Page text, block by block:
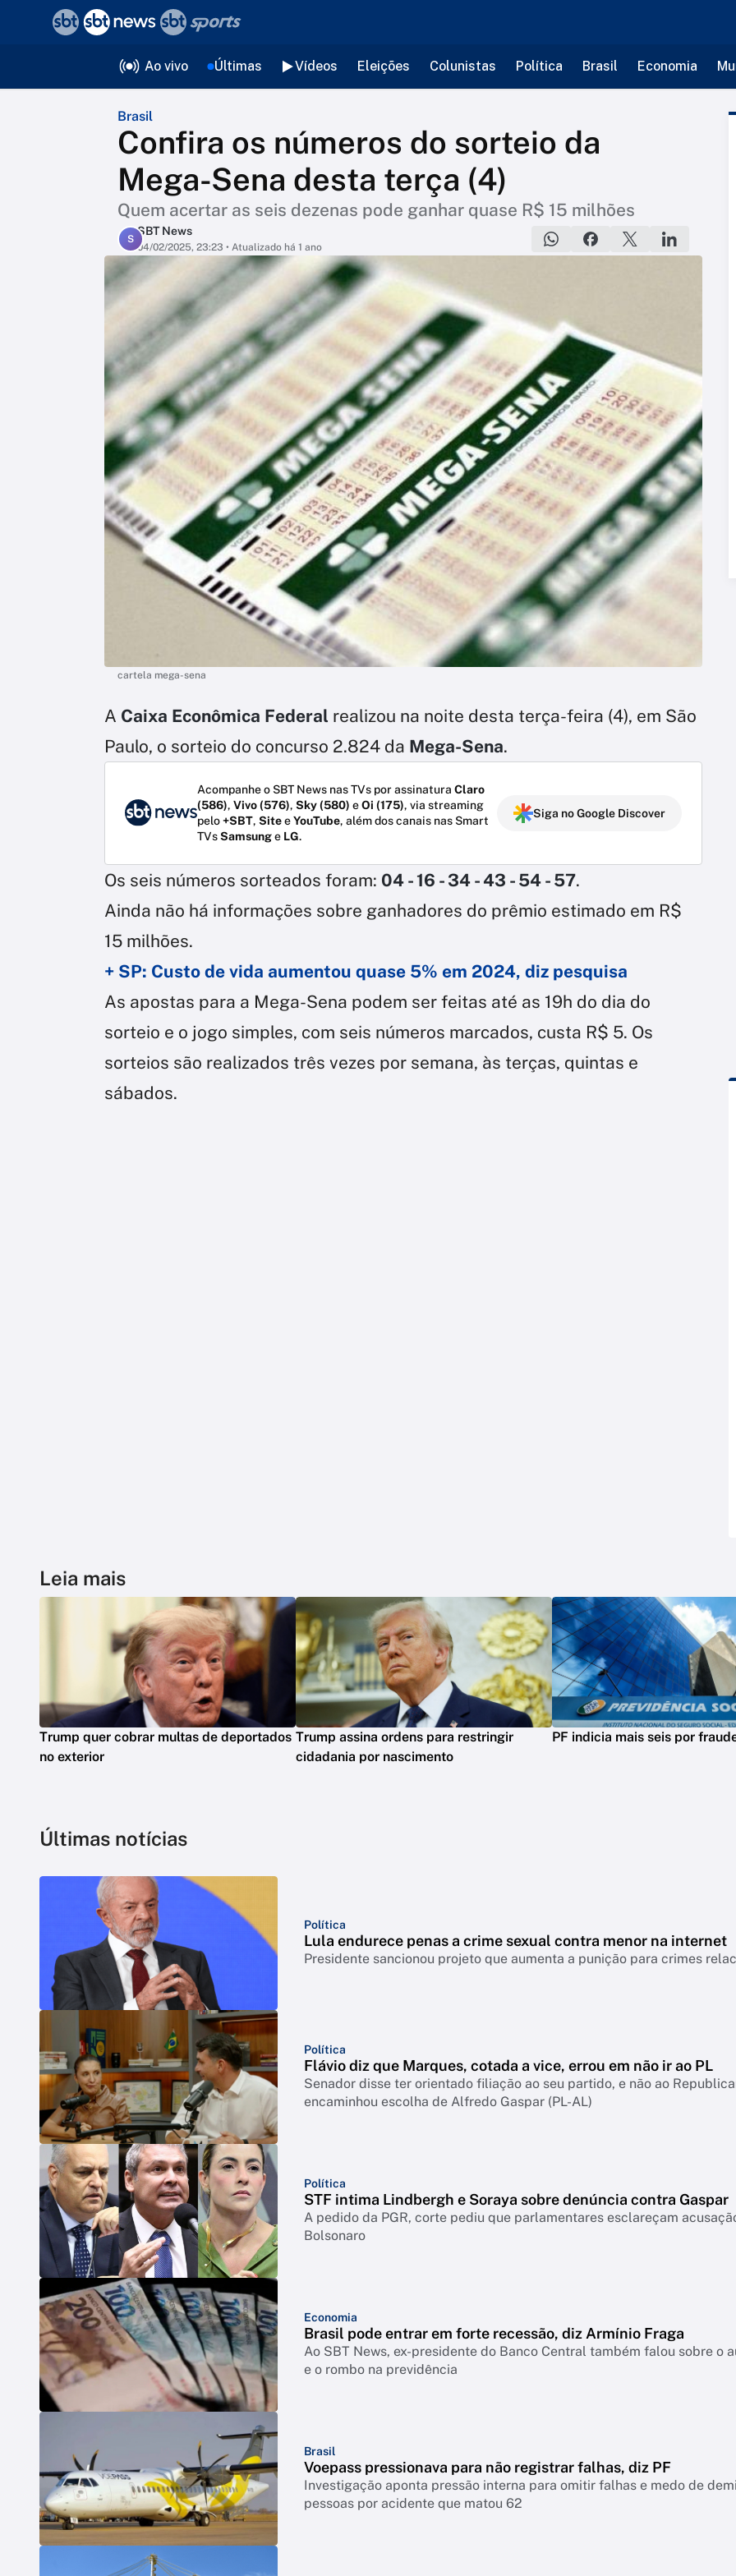
Ao vivo Últimas Vídeos Eleições Colunistas Política Brasil Economia
Brasil
Confira os números do sorteio da
Mega-Sena desta terça (4)
Quem acertar as seis dezenas pode ganhar quase R$ 15 milhões
S
SBT News
04/02/2025, 23:23 • Atualizado há 1 ano
cartela mega-sena
A Caixa Econômica Federal realizou na noite desta terça-feira (4), em São
Paulo, o sorteio do concurso 2.824 da Mega-Sena.
Acompanhe o SBT News nas TVs por assinatura Claro
(586), Vivo (576), Sky (580) eOi (175), via streaming
pelo+SBT, SiteeYouTube, além dos canais nas Smart
TVsSamsunge LG.
Siga no Google Discover
Os seis números sorteados foram: 04 - 16 - 34 - 43 - 54 - 57.
Ainda não há informações sobre ganhadores do prêmio estimado em R$
15 milhões.
+ SP: Custo de vida aumentou quase 5% em 2024, diz pesquisa
As apostas para a Mega-Sena podem ser feitas até as 19h do dia do
sorteio e o jogo simples, com seis números marcados, custa R$ 5. Os
sorteios são realizados três vezes por semana, às terças, quintas e
sábados.
Leia mais
Trump quer cobrar multas de deportados
no exterior
Trump assina ordens para restringir
cidadania por nascimento
PF indicia mais seis por
Últimas notícias
Política
Lula endurece penas a crime sexual contra menor na internet
Presidente sancionou projeto que aumenta a punição para crimes
Política
Flávio diz que Marques, cotada a vice, errou em não ir ao PL
Senador disse ter orientado filiação ao seu partido, e não ao
encaminhou escolha de Alfredo Gaspar (PL-AL)
Política
STF intima Lindbergh e Soraya sobre denúncia contra Gaspar
A pedido da PGR, corte pediu que parlamentares esclareçam
Bolsonaro
Economia
Brasil pode entrar em forte recessão, diz Armínio Fraga
Ao SBT News, ex-presidente do Banco Central também falou sobre o
e o rombo na previdência
Brasil
Voepass pressionava para não registrar falhas, diz PF
Investigação aponta pressão interna para omitir falhas e medo de
pessoas por acidente que matou 62
voltar
Editorias